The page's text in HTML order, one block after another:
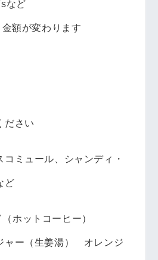
など
額が変わります
ださい
ミュール、シャンディ・
ど
ホットコーヒー）
ー（生姜湯） オレンジ